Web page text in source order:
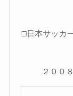
□日本サッカ
２００